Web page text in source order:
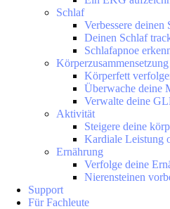
Schlaf
Verbessere deinen
Deinen Schlaf
Schlafapnoe
Körperzusammensetzung
Körperfett
Überwache deine
Verwalte deine
Aktivität
Steigere deine
Kardiale Leistung
Ernährung
Verfolge deine
Nierensteinen
Support
Für Fachleute